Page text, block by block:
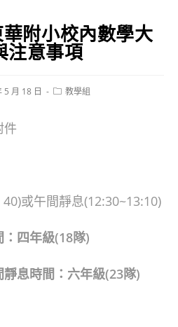
華附小校內數學大
注意事項
5 月 18 日
Post教學組
件
或午間靜息(12:30~13:10)
四年級(18隊)
息時間： 六年級(23隊)